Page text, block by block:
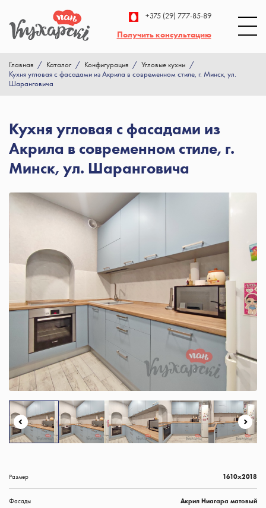
+375 (29) 777-85-89
Получить консультацию
Главная / Каталог / Конфигурация / Угловые кухни /
Кухня угловая с фасадами из Акрила в современном стиле, г. Минск, ул.
Шаранговича
Кухня угловая с фасадами из
Акрила в современном стиле, г.
Минск, ул. Шаранговича
Размер 1610х2018
Фасады Акрил Ниагара матовый